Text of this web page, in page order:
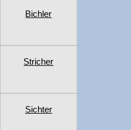
Bichler
Stricher
Sichter